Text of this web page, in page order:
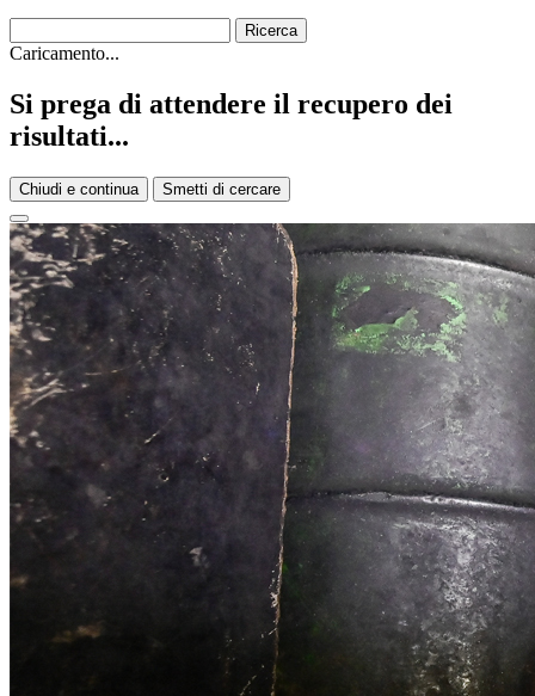
Caricamento...
Si prega di attendere il recupero dei
risultati...
Chiudi e continua Smetti di cercare